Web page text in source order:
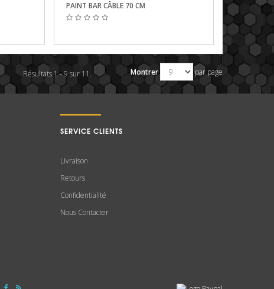
PAINT BAR CÂBLE 70 CM
Résultats 1 - 9 sur 11. Montrer par page
SERVICE CLIENTS
Livraison
Retours
Confidentialité
Nous Contacter